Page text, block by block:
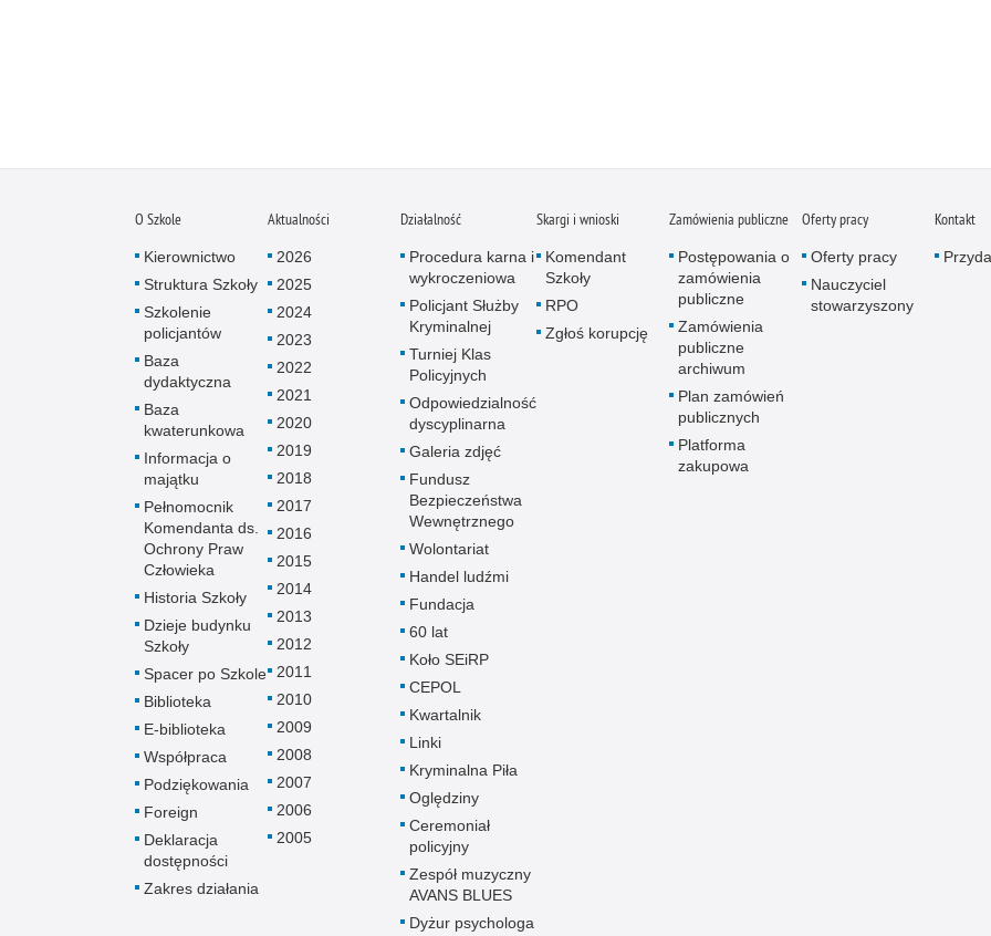
O Szkole
Kierownictwo
Struktura Szkoły
Szkolenie
policjantów
Baza
dydaktyczna
Baza
kwaterunkowa
Informacja o
majątku
Pełnomocnik
Komendanta ds.
Ochrony Praw
Człowieka
Historia Szkoły
Dzieje budynku
Szkoły
Spacer po Szkole
Biblioteka
E-biblioteka
Współpraca
Podziękowania
Foreign
Deklaracja
dostępności
Zakres działania
Aktualności
2026
2025
2024
2023
2022
2021
2020
2019
2018
2017
2016
2015
2014
2013
2012
2011
2010
2009
2008
2007
2006
2005
Działalność
Procedura karna i
wykroczeniowa
Policjant Służby
Kryminalnej
Turniej Klas
Policyjnych
Odpowiedzialność
dyscyplinarna
Galeria zdjęć
Fundusz
Bezpieczeństwa
Wewnętrznego
Wolontariat
Handel ludźmi
Fundacja
60 lat
Koło SEiRP
CEPOL
Kwartalnik
Linki
Kryminalna Piła
Oględziny
Ceremoniał
policyjny
Zespół muzyczny
AVANS BLUES
Dyżur psychologa
Skargi i wnioski
Komendant
Szkoły
RPO
Zgłoś korupcję
Zamówienia publiczne
Postępowania o
zamówienia
publiczne
Zamówienia
publiczne
archiwum
Plan zamówień
publicznych
Platforma
zakupowa
Oferty pracy
Oferty pracy
Nauczyciel
stowarzyszony
Kontakt